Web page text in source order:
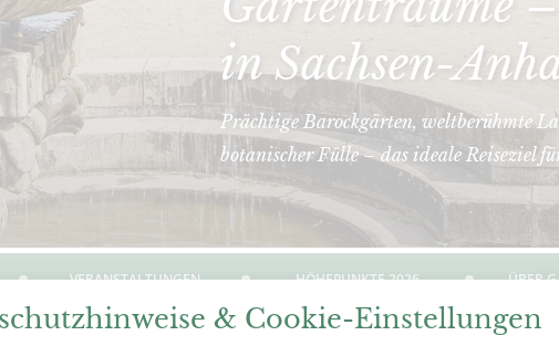
in Sachsen-
Prächtige Barockgärten, weltberühmte
botanischer Fülle – das ideale Reiseziel
VERANSTALTUNGEN HÖHEPUNKTE 2026 ÜBER
& Cookie-Einstellungen